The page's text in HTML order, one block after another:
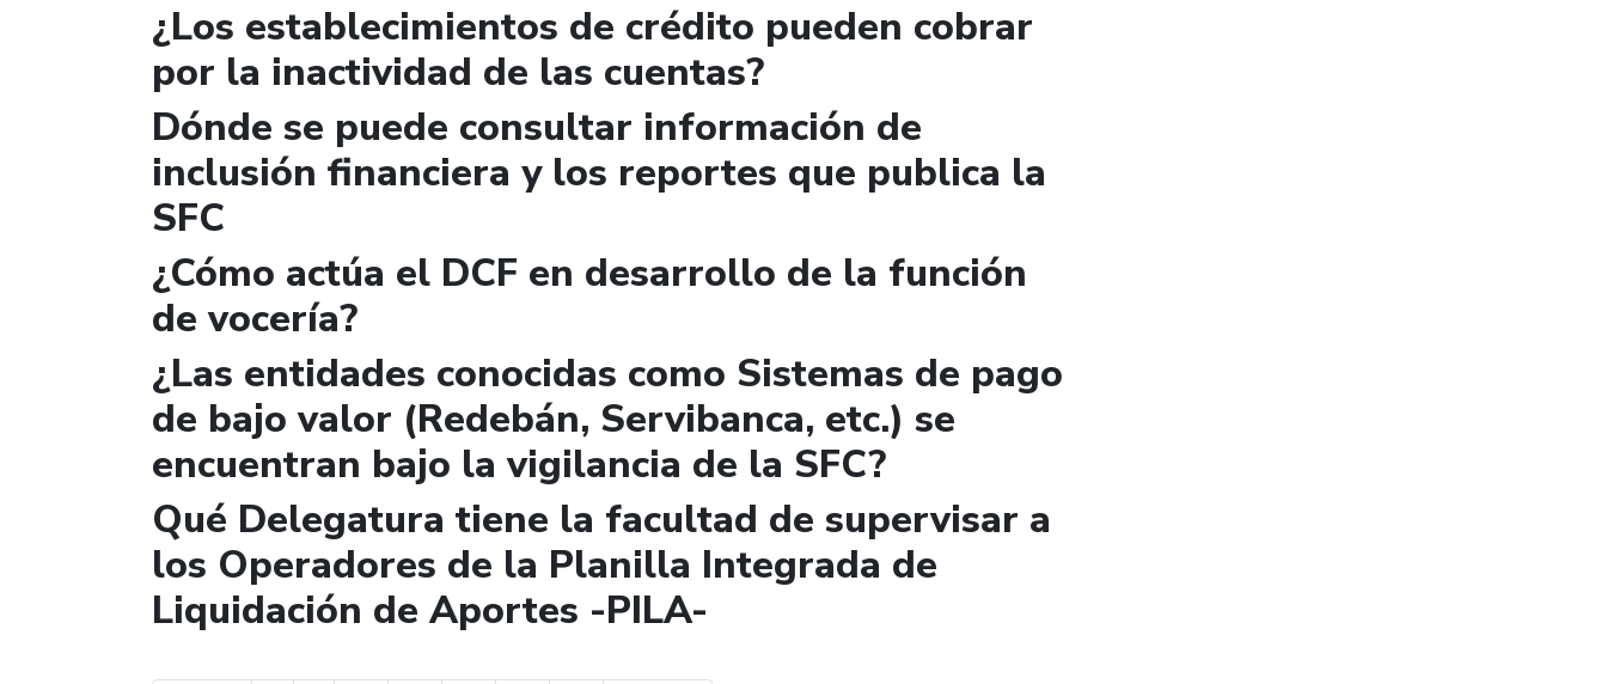
¿Los establecimientos de crédito pueden cobrar
por la inactividad de las cuentas?
Dónde se puede consultar información de
inclusión financiera y los reportes que publica la
SFC
¿Cómo actúa el DCF en desarrollo de la función
de vocería?
¿Las entidades conocidas como Sistemas de pago
de bajo valor (Redebán, Servibanca, etc.) se
encuentran bajo la vigilancia de la SFC?
Qué Delegatura tiene la facultad de supervisar a
los Operadores de la Planilla Integrada de
Liquidación de Aportes -PILA-